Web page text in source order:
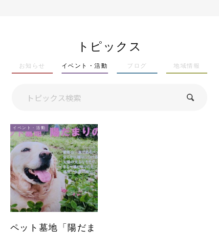
トピックス
お知らせ イベント・活動 ブログ 地域情報
イベント・活動
ペット墓地「陽だま